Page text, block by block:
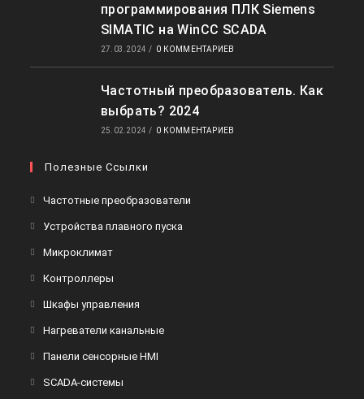
программирования ПЛК Siemens
SIMATIC на WinCC SCADA
27.03.2024 / 0 КОММЕНТАРИЕВ
Частотный преобразователь. Как
выбрать? 2024
25.02.2024 / 0 КОММЕНТАРИЕВ
Полезные Ссылки
Частотные преобразователи
Устройства плавного пуска
МикроклиматОткроется
вкладке
Контроллеры
вкладке
Шкафы управления
вкладке
Нагреватели канальныеОткроется
Панели сенсорные HMI
SCADA-системы